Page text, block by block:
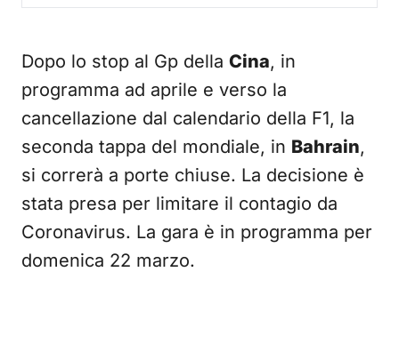
Dopo lo stop al Gp della Cina, in
programma ad aprile e verso la
cancellazione dal calendario della F1, la
seconda tappa del mondiale, in Bahrain,
si correrà a porte chiuse. La decisione è
stata presa per limitare il contagio da
Coronavirus. La gara è in programma per
domenica 22 marzo.